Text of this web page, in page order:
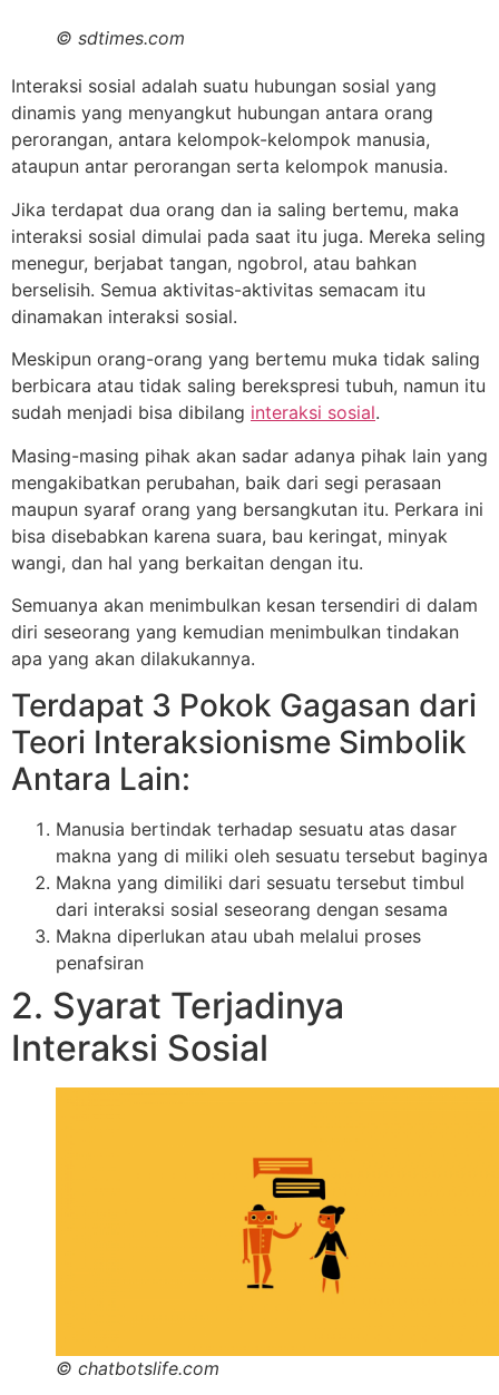
© sdtimes.com
Interaksi sosial adalah suatu hubungan sosial yang
dinamis yang menyangkut hubungan antara orang
perorangan, antara kelompok-kelompok manusia,
ataupun antar perorangan serta kelompok manusia.
Jika terdapat dua orang dan ia saling bertemu, maka
interaksi sosial dimulai pada saat itu juga. Mereka seling
menegur, berjabat tangan, ngobrol, atau bahkan
berselisih. Semua aktivitas-aktivitas semacam itu
dinamakan interaksi sosial.
Meskipun orang-orang yang bertemu muka tidak saling
berbicara atau tidak saling berekspresi tubuh, namun itu
sudah menjadi bisa dibilang interaksi sosial.
Masing-masing pihak akan sadar adanya pihak lain yang
mengakibatkan perubahan, baik dari segi perasaan
maupun syaraf orang yang bersangkutan itu. Perkara ini
bisa disebabkan karena suara, bau keringat, minyak
wangi, dan hal yang berkaitan dengan itu.
Semuanya akan menimbulkan kesan tersendiri di dalam
diri seseorang yang kemudian menimbulkan tindakan
apa yang akan dilakukannya.
Terdapat 3 Pokok Gagasan dari
Teori Interaksionisme Simbolik
Antara Lain:
Manusia bertindak terhadap sesuatu atas dasar
makna yang di miliki oleh sesuatu tersebut baginya
Makna yang dimiliki dari sesuatu tersebut timbul
dari interaksi sosial seseorang dengan sesama
Makna diperlukan atau ubah melalui proses
penafsiran
2. Syarat Terjadinya
Interaksi Sosial
© chatbotslife.com